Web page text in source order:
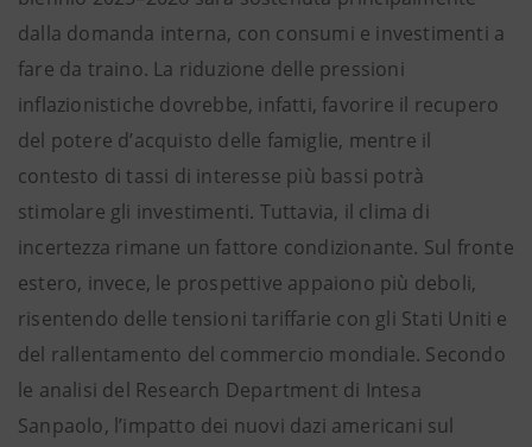
dalla domanda interna, con consumi e investimenti a
fare da traino. La riduzione delle pressioni
inflazionistiche dovrebbe, infatti, favorire il recupero
del potere d’acquisto delle famiglie, mentre il
contesto di tassi di interesse più bassi potrà
stimolare gli investimenti. Tuttavia, il clima di
incertezza rimane un fattore condizionante. Sul fronte
estero, invece, le prospettive appaiono più deboli,
risentendo delle tensioni tariffarie con gli Stati Uniti e
del rallentamento del commercio mondiale. Secondo
le analisi del Research Department di Intesa
Sanpaolo, l’impatto dei nuovi dazi americani sul